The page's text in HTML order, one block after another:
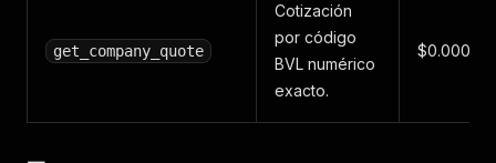
get_company_quote
Cotización
por código
BVL numérico
exacto.
$0.0005